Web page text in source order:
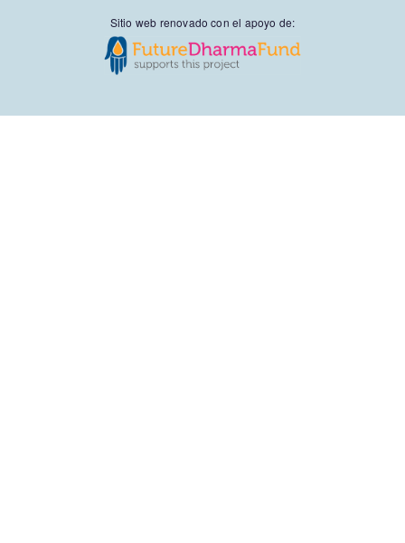
Sitio web renovado con el apoyo de: